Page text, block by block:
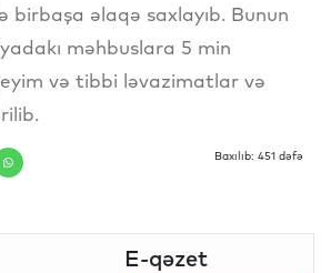
birbaşa əlaqə saxlayıb. Bunun
məhbuslara 5 min
və tibbi ləvazimatlar və
Baxılıb: 451 dəfə
E-qəzet